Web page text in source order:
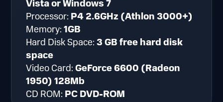
Vista or Windows 7
Processor: P4 2.6GHz (Athlon 3000+)
Memory:1GB
Hard Disk Space:3 GB free hard disk
space
Video Card:GeForce 6600 (Radeon
1950) 128Mb
CD ROM: PC DVD-ROM